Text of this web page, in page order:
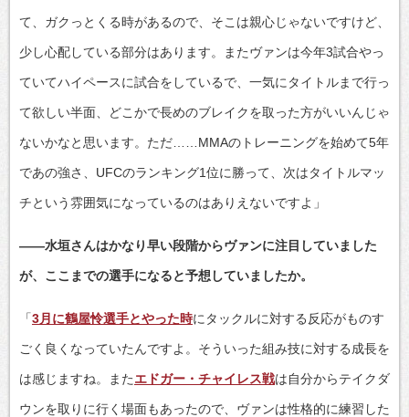
て、ガクっとくる時があるので、そこは親心じゃないですけど、
少し心配している部分はあります。またヴァンは今年3試合やっ
ていてハイペースに試合をしているで、一気にタイトルまで行っ
て欲しい半面、どこかで長めのブレイクを取った方がいいんじゃ
ないかなと思います。ただ……MMAのトレーニングを始めて5年
であの強さ、UFCのランキング1位に勝って、次はタイトルマッ
チという雰囲気になっているのはありえないですよ」
――水垣さんはかなり早い段階からヴァンに注目していました
が、ここまでの選手になると予想していましたか。
「3月に鶴屋怜選手とやった時にタックルに対する反応がものす
ごく良くなっていたんですよ。そういった組み技に対する成長を
は感じますね。またエドガー・チャイレス戦は自分からテイクダ
ウンを取りに行く場面もあったので、ヴァンは性格的に練習した